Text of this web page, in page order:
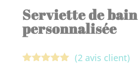
Serviette de bain
personnalisée
(2avis client)